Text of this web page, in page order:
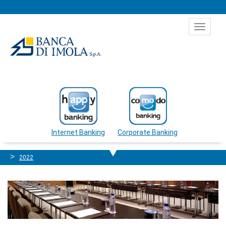
Toggle
Internet Banking Corporate Banking
2022